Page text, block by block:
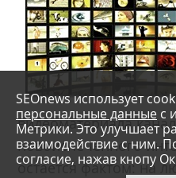
видеоматериала
новоиспеченного
остается фактом: на
SEOnews использует
персональные данные с
Метрики. Это улучшает
взаимодействие с ним.
согласие, нажав кнопу